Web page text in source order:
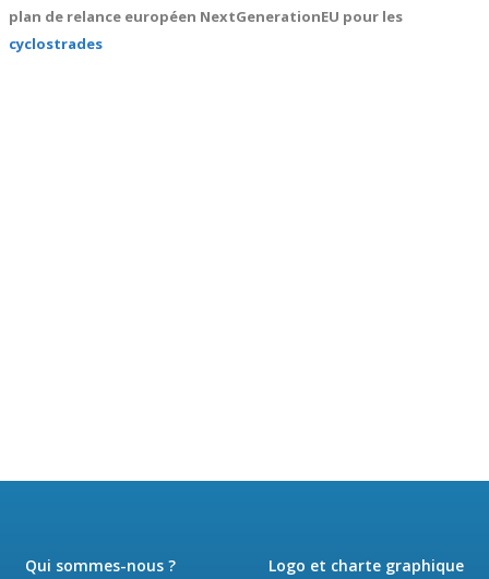
plan de relance européen NextGenerationEU pour les
cyclostrades
Qui sommes-nous ?
Logo et charte graphique